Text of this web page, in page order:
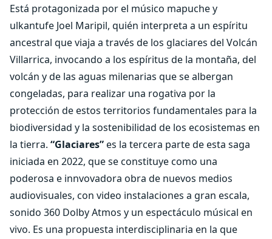
Está protagonizada por el músico mapuche y
ulkantufe Joel Maripil, quién interpreta a un espíritu
ancestral que viaja a través de los glaciares del Volcán
Villarrica, invocando a los espíritus de la montaña, del
volcán y de las aguas milenarias que se albergan
congeladas, para realizar una rogativa por la
protección de estos territorios fundamentales para la
biodiversidad y la sostenibilidad de los ecosistemas en
la tierra. “Glaciares”es la tercera parte de esta saga
iniciada en 2022, que se constituye como una
poderosa e innvovadora obra de nuevos medios
audiovisuales, con video instalaciones a gran escala,
sonido 360 Dolby Atmos y un espectáculo músical en
vivo. Es una propuesta interdisciplinaria en la que